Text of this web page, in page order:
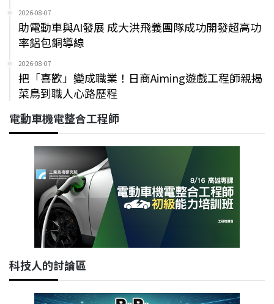
2026-08-07
助電動車與AI發展 成大洪飛義團隊成功開發超高功
率鋁包銅導線
2026-08-07
把「喜歡」變成職業！日商Aiming遊戲工程師親揭
菜鳥到職人心路歷程
電動車機電整合工程師
科技人的討論區